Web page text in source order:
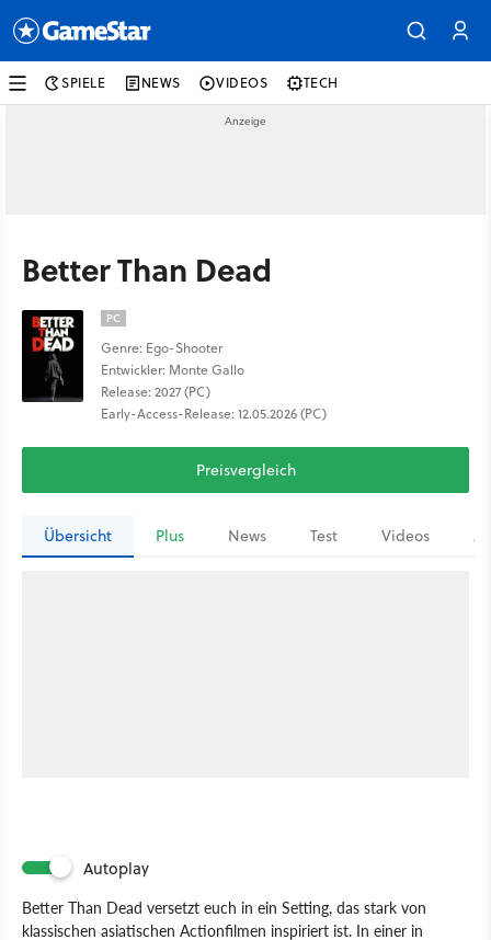
SPIELE NEWS VIDEOS TECH
Better Than Dead
PC
Genre: Ego-Shooter
Entwickler: Monte Gallo
Release: 2027 (PC)
Early-Access-Release: 12.05.2026 (PC)
Preisvergleich
Übersicht Plus News Test Videos
Autoplay
Better Than Dead versetzt euch in ein Setting, das stark von
klassischen asiatischen Actionfilmen inspiriert ist. In einer in